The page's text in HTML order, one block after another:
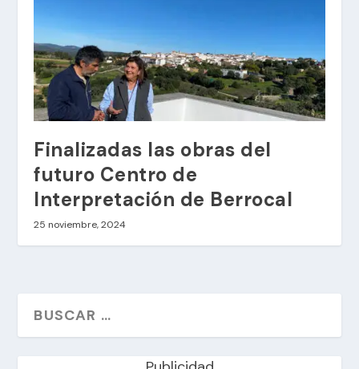
Finalizadas las obras del
futuro Centro de
Interpretación de Berrocal
25 noviembre, 2024